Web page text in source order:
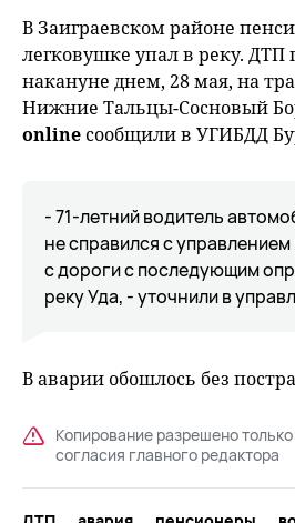
В Заиграевском районе
легковушке упал в реку. ДТП
накануне днем, 28 мая, на
Нижние Тальцы-Сосновый
onlineсообщили в УГИБДД
- 71-летний водитель
не справился с
с дороги с последующим
реку Уда, - уточнили в
В аварии обошлось без
Копирование разрешено
согласия главного редактора